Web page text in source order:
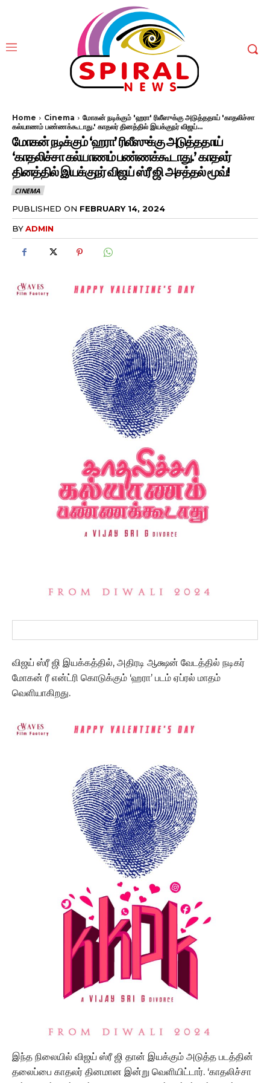
Home Cinema
மோகன் நடிக்கும் 'ஹரா' ரிலீஸுக்கு அடுத்ததாய் 'காதலிச்சா
கல்யாணம் பண்ணக்கூடாது.' காதலர் தினத்தில் இயக்குநர் விஜய்...
மோகன் நடிக்கும் ‘ஹரா’ ரிலீஸுக்கு அடுத்ததாய்
‘காதலிச்சா கல்யாணம் பண்ணக்கூடாது.’ காதலர்
தினத்தில் இயக்குநர் விஜய் ஸ்ரீ ஜி அசத்தல் மூவ்!
CINEMA
PUBLISHED ON FEBRUARY 14, 2024
BYADMIN
விஜய் ஸ்ரீ ஜி இயக்கத்தில், அதிரடி ஆக்ஷன் வேடத்தில் நடிகர்
மோகன் ரீ என்ட்ரி கொடுக்கும் ‘ஹரா’ படம் ஏப்ரல் மாதம்
வெளியாகிறது.
இந்த நிலையில் விஜய் ஸ்ரீ ஜி தான் இயக்கும் அடுத்த படத்தின்
தலைப்பை காதலர் தினமான இன்று வெளியிட்டார். ‘காதலிச்சா